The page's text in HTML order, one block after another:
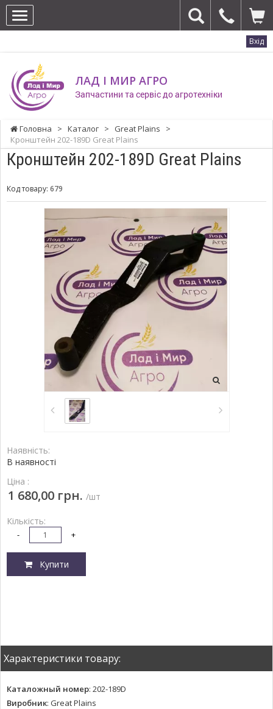
Вхід
ЛАД І МИР АГРО
Запчастини та сервіс до агротехніки
Головна > Каталог > Great Plains
>
Кронштейн 202-189D Great Plains
Кронштейн 202-189D Great Plains
Код товару: 679
Наявність:
В наявності
Ціна :
1 680,00 грн. /шт
Кількість:
- +
Купити
Характеристики товару:
Каталожный номер: 202-189D
Виробник: Great Plains